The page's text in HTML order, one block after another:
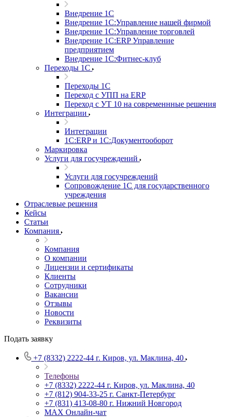
Внедрение 1С
Внедрение 1С:Управление нашей фирмой
Внедрение 1С:Управление торговлей
Внедрение 1С:ERP Управление
предприятием
Внедрение 1С:Фитнес-клуб
Переходы 1С
Переходы 1С
Переход с УПП на ERP
Переход с УТ 10 на современнные решения
Интеграции
Интеграции
1С:ERP и 1С:Документооборот
Маркировка
Услуги для госучреждений
Услуги для госучреждений
Сопровождение 1С для государственного
учреждения
Отраслевые решения
Кейсы
Статьи
Компания
Компания
О компании
Лицензии и сертификаты
Клиенты
Сотрудники
Вакансии
Отзывы
Новости
Реквизиты
Подать заявку
+7 (8332) 2222-44 г. Киров, ул. Маклина, 40
Телефоны
+7 (8332) 2222-44 г. Киров, ул. Маклина, 40
+7 (812) 904-33-25 г. Санкт-Петербург
+7 (831) 413-08-80 г. Нижний Новгород
MAX Онлайн-чат